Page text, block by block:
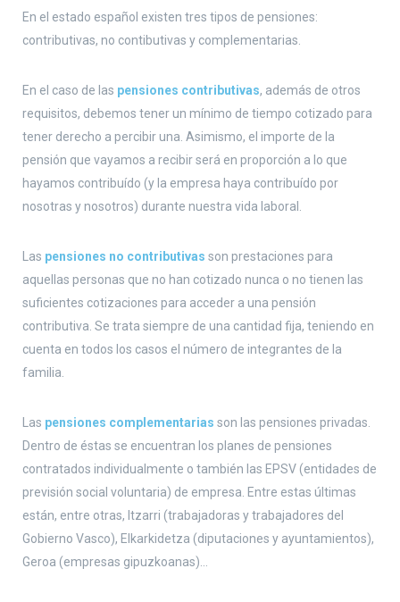
En el estado español existen tres tipos de pensiones:
contributivas, no contibutivas y complementarias.
En el caso de las pensiones contributivas, además de otros
requisitos, debemos tener un mínimo de tiempo cotizado para
tener derecho a percibir una. Asimismo, el importe de la
pensión que vayamos a recibir será en proporción a lo que
hayamos contribuído (y la empresa haya contribuído por
nosotras y nosotros) durante nuestra vida laboral.
Las pensiones no contributivas son prestaciones para
aquellas personas que no han cotizado nunca o no tienen las
suficientes cotizaciones para acceder a una pensión
contributiva. Se trata siempre de una cantidad fija, teniendo en
cuenta en todos los casos el número de integrantes de la
familia.
Las pensiones complementarias son las pensiones privadas.
Dentro de éstas se encuentran los planes de pensiones
contratados individualmente o también las EPSV (entidades de
previsión social voluntaria) de empresa. Entre estas últimas
están, entre otras, Itzarri (trabajadoras y trabajadores del
Gobierno Vasco), Elkarkidetza (diputaciones y ayuntamientos),
Geroa (empresas gipuzkoanas)…